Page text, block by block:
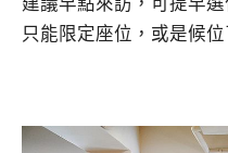
只能限定座位，或是候位